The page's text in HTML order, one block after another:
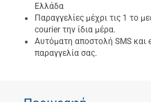
Ελλάδα
Παραγγελίες μέχρι τις 1 το
courier την ίδια μέρα.
Αυτόματη αποστολή SMS και
παραγγελία σας.